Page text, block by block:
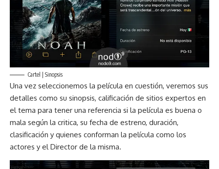
Cartel | Sinopsis
Una vez seleccionemos la película en cuestión, veremos sus
detalles como su sinopsis, calificación de sitios expertos en
el tema para tener una referencia si la película es buena o
mala según la critica, su fecha de estreno, duración,
clasificación y quienes conforman la película como los
actores y el Director de la misma.